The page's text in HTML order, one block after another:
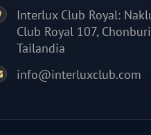
Interlux Club Royal:
Club Royal 107,
Tailandia
info@interluxclub.com